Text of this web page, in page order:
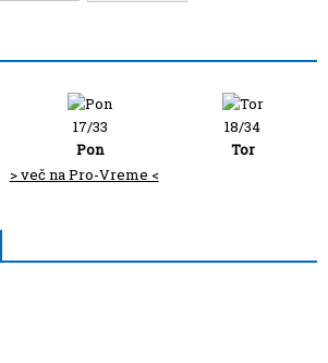
17/33
Pon
18/34
Tor
> več na Pro-Vreme <